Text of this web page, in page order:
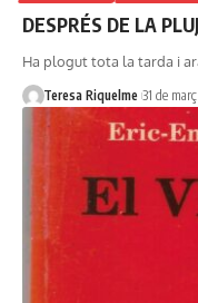
DESPRÉS DE LA
Ha plogut tota la tarda i
Teresa Riquelme 31 de